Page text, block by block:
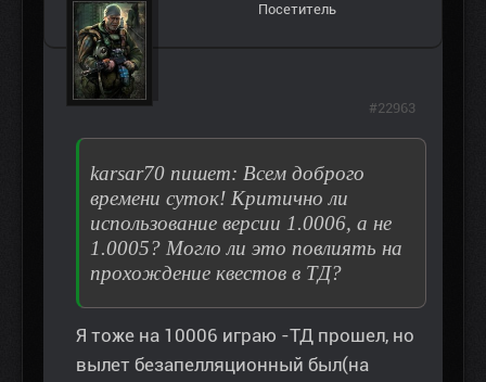
Посетитель
karsar70 пишет: Всем доброго
времени суток! Критично ли
использование версии 1.0006, а не
1.0005? Могло ли это повлиять на
прохождение квестов в ТД?
Я тоже на 10006 играю -ТД прошел, но
вылет безапелляционный был(на
#22963